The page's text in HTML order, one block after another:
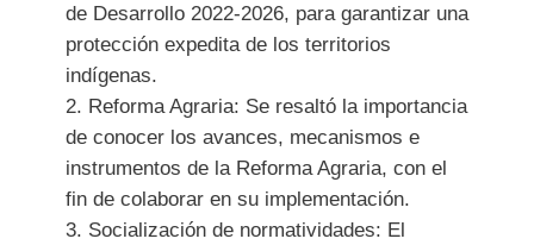
de Desarrollo 2022-2026, para garantizar una
protección expedita de los territorios
indígenas.
Reforma Agraria: Se resaltó la importancia
de conocer los avances, mecanismos e
instrumentos de la Reforma Agraria, con el
fin de colaborar en su implementación.
Socialización de normatividades: El